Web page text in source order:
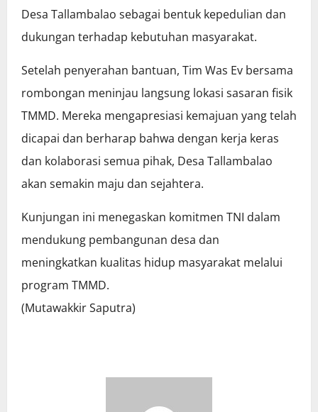
Desa Tallambalao sebagai bentuk kepedulian dan
dukungan terhadap kebutuhan masyarakat.
Setelah penyerahan bantuan, Tim Was Ev bersama
rombongan meninjau langsung lokasi sasaran fisik
TMMD. Mereka mengapresiasi kemajuan yang telah
dicapai dan berharap bahwa dengan kerja keras
dan kolaborasi semua pihak, Desa Tallambalao
akan semakin maju dan sejahtera.
Kunjungan ini menegaskan komitmen TNI dalam
mendukung pembangunan desa dan
meningkatkan kualitas hidup masyarakat melalui
program TMMD.
(Mutawakkir Saputra)